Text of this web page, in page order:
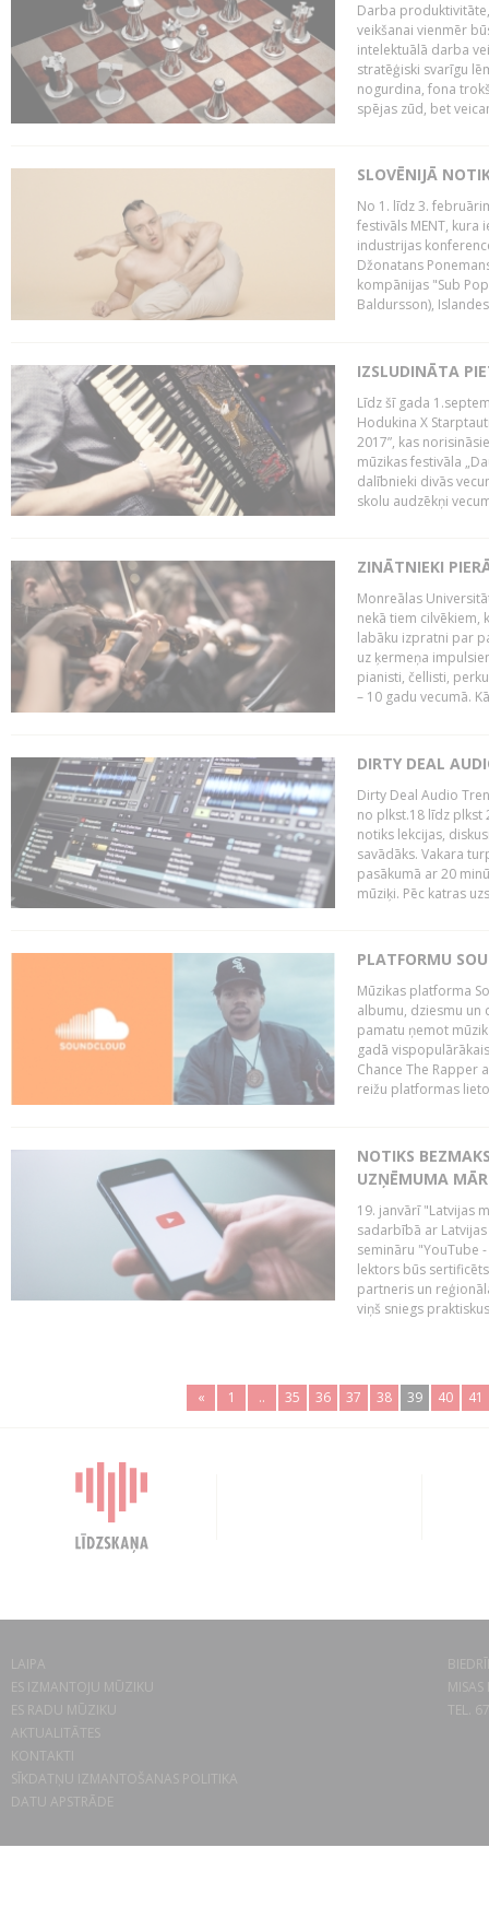
Darba
veikšanai vienmēr
intelektuālā darba
stratēģiski svarīgu
nogurdina, fona
spējas zūd, bet
SLOVĒNIJĀ
No 1. līdz 3.
festivāls MENT, kura
industrijas
Džonatans
kompānijas "Sub
Baldursson),
IZSLUDINĀTA
Līdz šī gada
Hodukina X
2017”, kas
mūzikas festivāla
dalībnieki divās
skolu audzēkņi
ZINĀTNIEKI
Monreālas
nekā tiem cilvēkiem,
labāku izpratni par
uz ķermeņa
pianisti, čellisti,
– 10 gadu vecumā.
DIRTY DEAL
Dirty Deal Audio
no plkst.18 līdz plkst
notiks lekcijas,
savādāks. Vakara
pasākumā ar 20
mūziķi. Pēc katras
PLATFORMU
Mūzikas platforma
albumu, dziesmu un
pamatu ņemot
gadā
Chance The Rapper
reižu platformas
NOTIKS
UZŅĒMUMA
19. janvārī "Latvijas
sadarbībā ar
semināru "YouTube
lektors būs
partneris un
viņš sniegs
« 1 .. 35 36 37 38 39 40 41
LAIPA
ES IZMANTOJU MŪZIKU
ES RADU MŪZIKU
AKTUALITĀTES
KONTAKTI
SĪKDATŅU IZMANTOŠANAS POLITIKA
DATU APSTRĀDE
TEL.